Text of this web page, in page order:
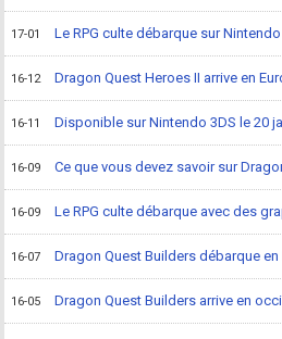
17-01 Le RPG culte débarque sur
16-12 Dragon Quest Heroes II arrive en
16-11 Disponible sur Nintendo 3DS le 20
16-09 Ce que vous devez savoir sur
16-09 Le RPG culte débarque avec des
16-07 Dragon Quest Builders débarque
16-05 Dragon Quest Builders arrive en